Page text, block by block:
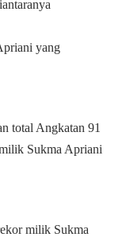
yang
total Angkatan 91
Sukma Apriani
milik Sukma